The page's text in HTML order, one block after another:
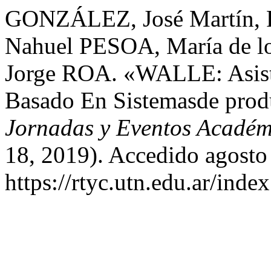
GONZÁLEZ, José Martín,
Nahuel PESOA, María de
Jorge ROA. «WALLE:
Basado En Sistemasde
Jornadas y Eventos
18, 2019). Accedido
https://rtyc.utn.edu.ar/